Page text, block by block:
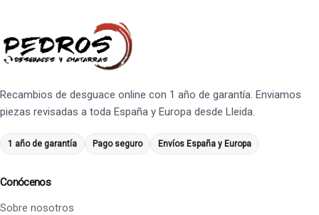
Recambios de desguace online con 1 año de garantía. Enviamos
piezas revisadas a toda España y Europa desde Lleida.
1 año de garantía Pago seguro Envíos España y Europa
Conócenos
Sobre nosotros